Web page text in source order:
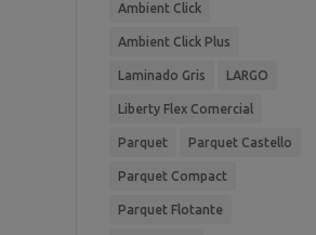
Ambient Click
Ambient Click Plus
Laminado Gris LARGO
Liberty Flex Comercial
Parquet Parquet Castello
Parquet Compact
Parquet Flotante